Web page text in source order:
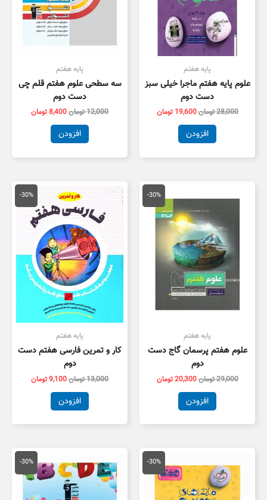
پایه هفتم
علوم پایه هفتم ماجرا خیلی سبز
دست دوم
28,000تومان19,600 تومان
افزودن
پایه هفتم
سه سطحی علوم هفتم قلم چی
دست دوم
12,000تومان8,400تومان
افزودن
-30%
پایه هفتم
علوم هفتم پرسمان گاج دست
دوم
29,000تومان
29,000 تومان
بود.
20,300تومان
قیمت
فعلی
20,300 تومان
است.
افزودن
-30%
پایه هفتم
کار و تمرین فارسی هفتم دست
دوم
13,000تومان
اصلی
13,000 تومان
بود.
9,100تومان
قیمت
فعلی
افزودن
-30%
اصلی
20,000 تومان
بود.
قیمت
فعلی
است.
-30%
اصلی
9,000 تومان
بود.
قیمت
فعلی
6,300
است.